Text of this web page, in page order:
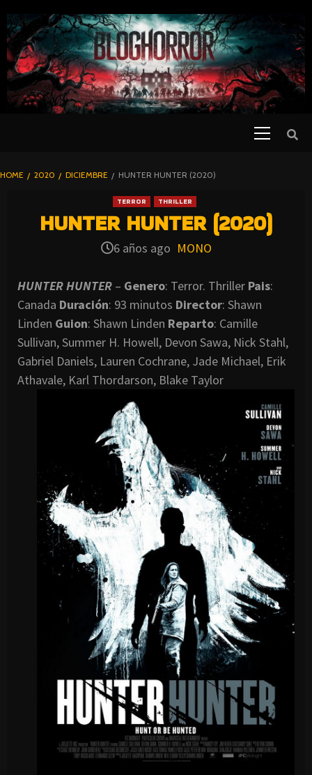
TO
CONTENT
BLOGHORROR
HOME 2020 DICIEMBRE HUNTER HUNTER (2020)
TERROR THRILLER
HUNTER HUNTER (2020)
6 años ago MONO
HUNTER HUNTER – Genero: Terror. Thriller Pais:
Canada Duración: 93 minutos Director: Shawn
Linden Guion: Shawn Linden Reparto: Camille
Sullivan, Summer H. Howell, Devon Sawa, Nick Stahl,
Gabriel Daniels, Lauren Cochrane, Jade Michael, Erik
Athavale, Karl Thordarson, Blake Taylor